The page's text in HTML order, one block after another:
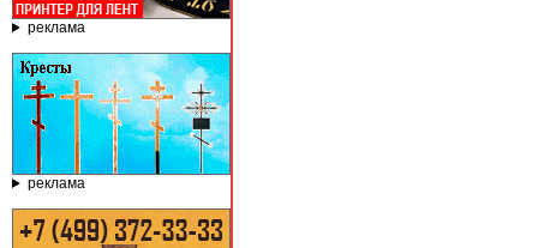
реклама
реклама